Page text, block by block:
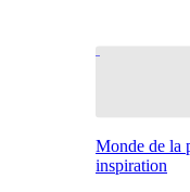
Monde de la
inspiration